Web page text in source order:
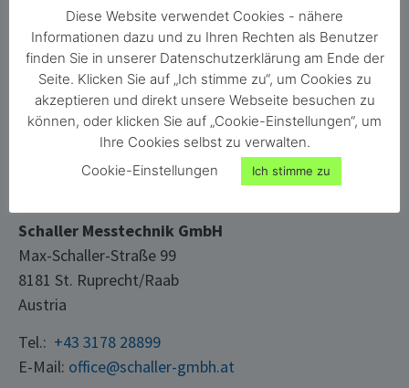
Team
Karriere
Kontakt
Login
Bioenergie
Material
Gebäude
Papier & Karton
KONTAKT
Schaller Messtechnik GmbH
Max-Schaller-Straße 99
8181 St. Ruprecht/Raab
Austria
Tel.: +43 3178 28899
E-Mail: office@schaller-gmbh.at
Diese Website verwendet Cookies - nähere
Informationen dazu und zu Ihren Rechten als Benutzer
finden Sie in unserer Datenschutzerklärung am Ende der
Seite. Klicken Sie auf „Ich stimme zu“, um Cookies zu
akzeptieren und direkt unsere Webseite besuchen zu
können, oder klicken Sie auf „Cookie-Einstellungen“, um
Ihre Cookies selbst zu verwalten.
Cookie-Einstellungen
Ich stimme zu